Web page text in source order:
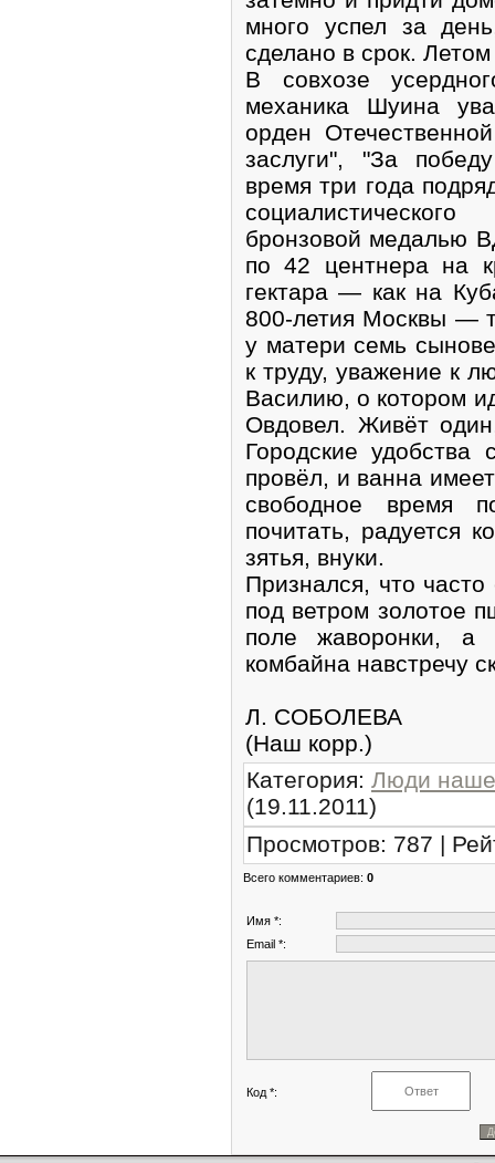
много успел за
сделано в срок.
В совхозе
механика Шуина
орден
заслуги", "За
время три года
бронзовой медалью
по 42 центнера на
гектара — как на
800-летия Москвы —
у матери семь
к труду, уважение к
Василию, о котором
Овдовел. Живёт
Городские удобства
провёл, и ванна
свободное время
почитать, радуется
зятья, внуки.
Признался, что
под ветром золотое
поле жаворонки, а
комбайна навстречу
Л. СОБОЛЕВА
(Наш корр.)
Категория: Люди
(19.11.2011)
Просмотров: 787 |
Всего комментариев: 0
Имя *:
Email *:
Код *: